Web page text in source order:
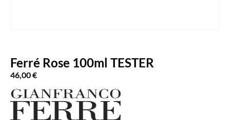
Ferré Rose 100ml TESTER
46,00€